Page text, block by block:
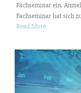
Fachseminar ein.
Fachseminar hat sich
Read More